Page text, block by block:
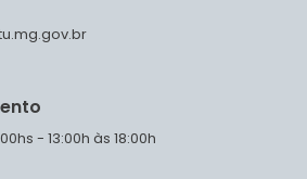
- 13:00h às 18:00h